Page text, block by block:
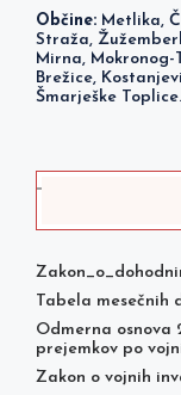
Občine: Metlika,
Straža,
Mirna, Mokronog-
Brežice,
Šmarješke Toplice.
Tabela mesečnih
Odmerna osnova
prejemkov po
Zakon o vojnih